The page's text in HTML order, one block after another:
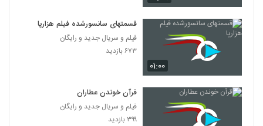
۰۱:۰۰
قسمتهای سانسورشده فیلم هزارپا
فیلم و سریال جدید و رایگان
۶۷۳ بازدید
قرآن خوندن عطاران
فیلم و سریال جدید و رایگان
۳۹۹ بازدید